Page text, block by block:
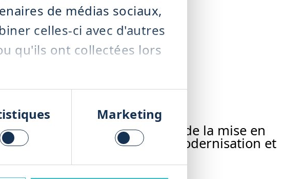
de médias sociaux,
celles-ci avec d'autres
qu'ils ont collectées lors
Marketing
vie de votre installation – de la mise en
de pièces de rechange, la modernisation et
fiable et rentable.